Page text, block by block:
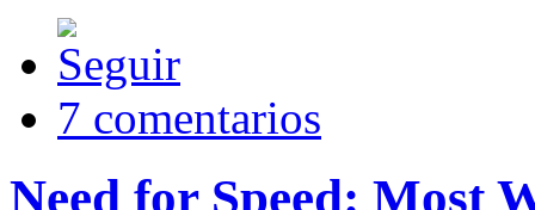
7 comentarios
Need for Speed: Most